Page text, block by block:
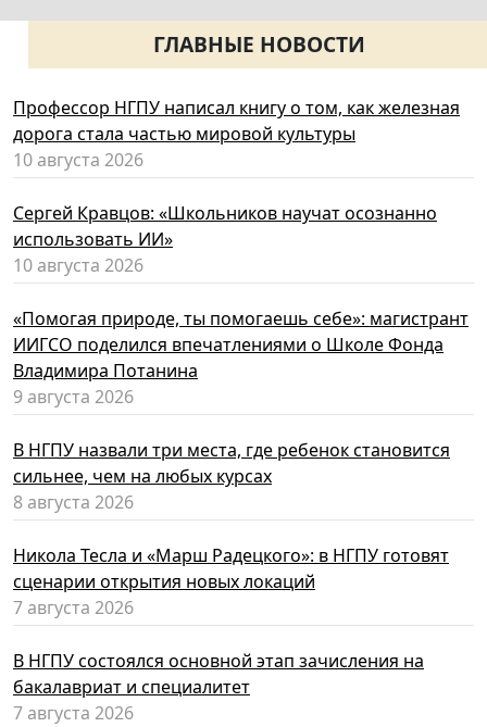
ГЛАВНЫЕ НОВОСТИ
Профессор НГПУ написал книгу о том, как железная
дорога стала частью мировой культуры
10 августа 2026
Сергей Кравцов: «Школьников научат осознанно
использовать ИИ»
10 августа 2026
«Помогая природе, ты помогаешь себе»: магистрант
ИИГСО поделился впечатлениями о Школе Фонда
Владимира Потанина
9 августа 2026
В НГПУ назвали три места, где ребенок становится
сильнее, чем на любых курсах
8 августа 2026
Никола Тесла и «Марш Радецкого»: в НГПУ готовят
сценарии открытия новых локаций
7 августа 2026
В НГПУ состоялся основной этап зачисления на
бакалавриат и специалитет
7 августа 2026